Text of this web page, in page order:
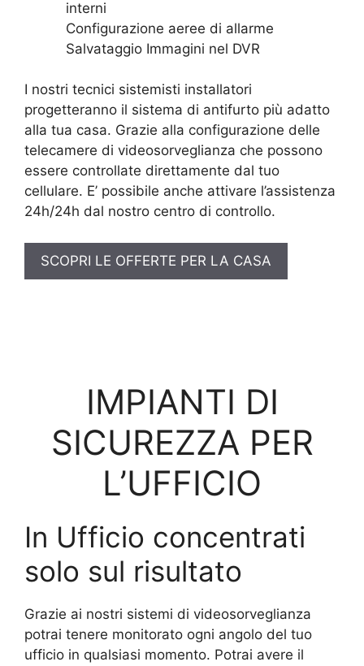
interni
Configurazione aeree di allarme
Salvataggio Immagini nel DVR
I nostri tecnici sistemisti installatori
progetteranno il sistema di antifurto più adatto
alla tua casa. Grazie alla configurazione delle
telecamere di videosorveglianza che possono
essere controllate direttamente dal tuo
cellulare. E’ possibile anche attivare l’assistenza
24h/24h dal nostro centro di controllo.
SCOPRI LE OFFERTE PER LA CASA
IMPIANTI DI
SICUREZZA PER
L’UFFICIO
In Ufficio concentrati
solo sul risultato
Grazie ai nostri sistemi di videosorveglianza
potrai tenere monitorato ogni angolo del tuo
ufficio in qualsiasi momento. Potrai avere il